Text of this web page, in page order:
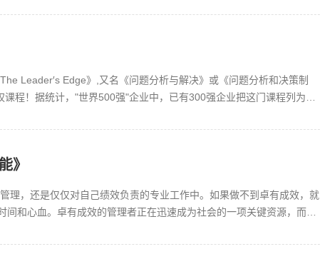
Leader′s Edge》,又名《问题分析与解决》或《问题分析和决策制
！据统计，"世界500强"企业中，已有300强企业把这门课程列为职
》
理，还是仅仅对自己绩效负责的专业工作中。如果做不到卓有成效，就
和心血。卓有成效的管理者正在迅速成为社会的一项关键资源，而能